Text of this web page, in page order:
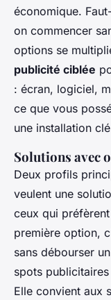
économique.
on commencer
options se
publicité ciblée
: écran, logiciel,
ce que vous
une installation
Solutions avec
Deux profils
veulent une
ceux qui
première option,
sans débourser
spots
Elle convient aux